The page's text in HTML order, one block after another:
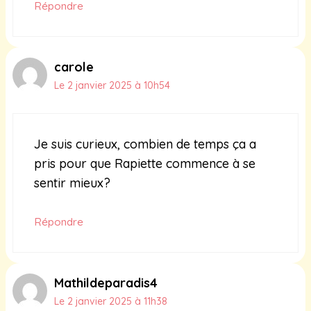
Répondre
carole
Le 2 janvier 2025 à 10h54
Je suis curieux, combien de temps ça a
pris pour que Rapiette commence à se
sentir mieux?
Répondre
Mathildeparadis4
Le 2 janvier 2025 à 11h38